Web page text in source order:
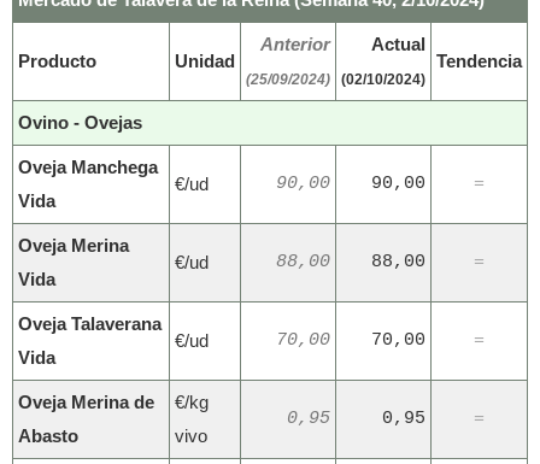
Producto Unidad
Anterior
(25/09/2024)
Actual
(02/10/2024)
Tendencia
Ovino - Ovejas
Oveja Manchega
Vida
€/ud 90,00 90,00 =
Oveja Merina
Vida
€/ud 88,00 88,00 =
Oveja Talaverana
Vida
€/ud 70,00 70,00 =
Oveja Merina de
Abasto
€/kg
vivo
0,95 0,95 =